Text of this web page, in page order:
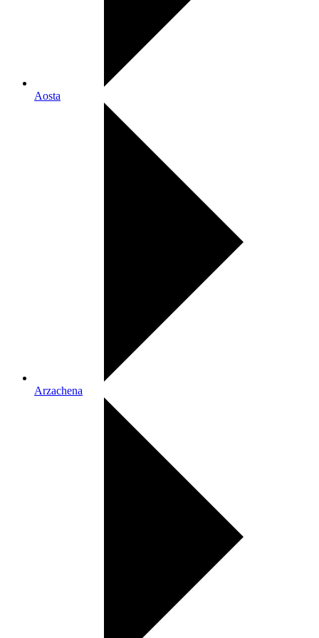
Aosta
Arzachena